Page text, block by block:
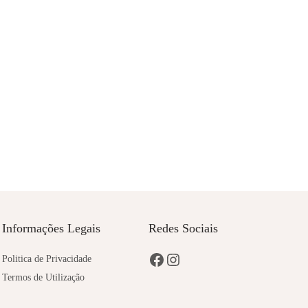
Informações Legais
Politica de Privacidade
Termos de Utilização
Redes Sociais